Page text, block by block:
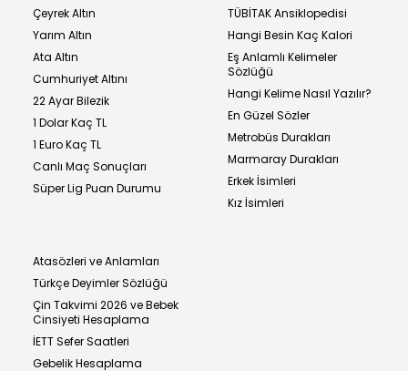
Çeyrek Altın
Yarım Altın
Ata Altın
Cumhuriyet Altını
22 Ayar Bilezik
1 Dolar Kaç TL
1 Euro Kaç TL
Canlı Maç Sonuçları
Süper Lig Puan Durumu
TÜBİTAK Ansiklopedisi
Hangi Besin Kaç Kalori
Eş Anlamlı Kelimeler
Sözlüğü
Hangi Kelime Nasıl Yazılır?
En Güzel Sözler
Metrobüs Durakları
Marmaray Durakları
Erkek İsimleri
Kız İsimleri
Atasözleri ve Anlamları
Türkçe Deyimler Sözlüğü
Çin Takvimi 2026 ve Bebek
Cinsiyeti Hesaplama
İETT Sefer Saatleri
Gebelik Hesaplama